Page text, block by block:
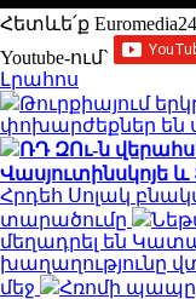
Հետևե՛ք
Youtube-ում`
Լրահոս
Թուրքիայում
փոխարժեքներ են
ՌԴ ԶՈւ-ն
Վասյուտինսկոյե
Հրդեհ Սոլակ
տարածումը
մեղադրել են
խաղաղությունը
մեջ
Հռոմի պապը